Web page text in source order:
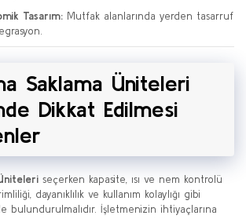
Tasarım: Mutfak alanlarında yerden tasarruf
Saklama Üniteleri
Dikkat Edilmesi
seçerken kapasite, ısı ve nem kontrolü
dayanıklılık ve kullanım kolaylığı gibi
İşletmenizin ihtiyaçlarına